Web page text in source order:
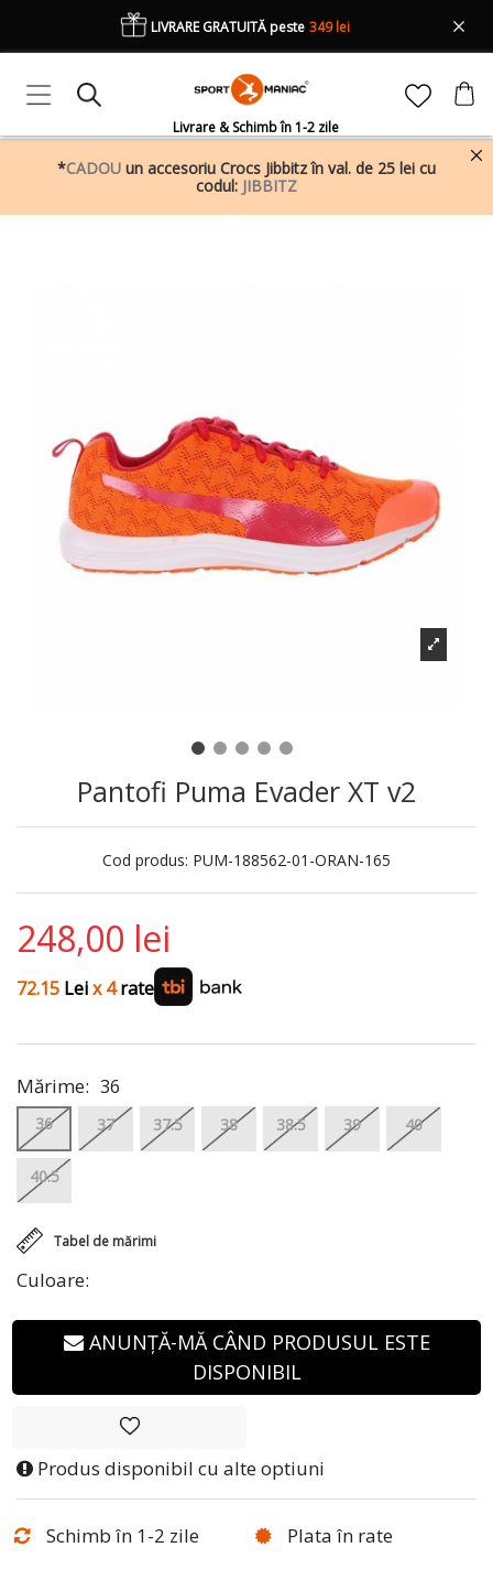
Livrare & Schimb în 1-2 zile
LIVRARE GRATUITĂ peste 349 lei
*CADOU un accesoriu Crocs Jibbitz în val. de 25 lei cu
codul: JIBBITZ
Pantofi Puma Evader XT v2
Cod produs: PUM-188562-01-ORAN-165
248,00 lei
72.15 Leix 4rate
Culoare:
Tabel de mărimi
Mărime: 36
36 37 37.5 38 38.5 39 40
40.5
ANUNȚĂ-MĂ CÂND PRODUSUL ESTE
DISPONIBIL
Produs disponibil cu alte optiuni
Schimb în 1-2 zile
Plata în rate